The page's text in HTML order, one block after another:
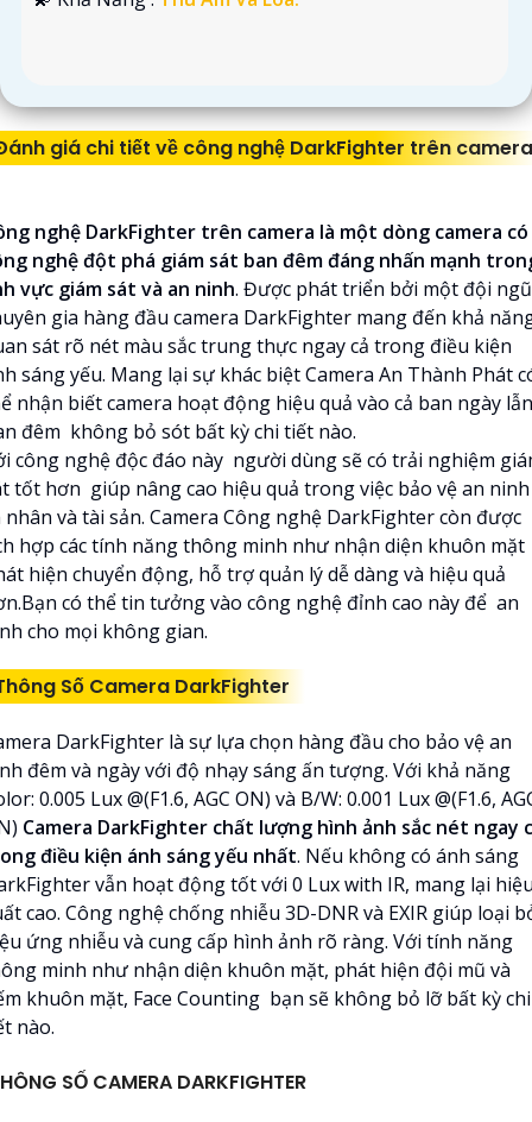
giá chi tiết về công nghệ DarkFighter trên camera
nghệ DarkFighter trên camera là một dòng camera có
nghệ đột phá giám sát ban đêm đáng nhấn mạnh
vực giám sát và an ninh. Được phát triển bởi một đội ngũ
gia hàng đầu camera DarkFighter mang đến khả
sát rõ nét màu sắc trung thực ngay cả trong điều kiện
sáng yếu. Mang lại sự khác biệt Camera An Thành Phát
nhận biết camera hoạt động hiệu quả vào cả ban ngày lẫn
đêm không bỏ sót bất kỳ chi tiết nào.
công nghệ độc đáo này người dùng sẽ có trải nghiệm
tốt hơn giúp nâng cao hiệu quả trong việc bảo vệ an ninh
nhân và tài sản. Camera Công nghệ DarkFighter còn được
hợp các tính năng thông minh như nhận diện khuôn mặt
hiện chuyển động, hỗ trợ quản lý dễ dàng và hiệu quả
có thể tin tưởng vào công nghệ đỉnh cao này để an
cho mọi không gian.
Số Camera DarkFighter
DarkFighter là sự lựa chọn hàng đầu cho bảo vệ an
đêm và ngày với độ nhạy sáng ấn tượng. Với khả năng
0.005 Lux @(F1.6, AGC ON) và B/W: 0.001 Lux @(F1.6,
Camera DarkFighter chất lượng hình ảnh sắc nét ngay
điều kiện ánh sáng yếu nhất. Nếu không có ánh sáng
vẫn hoạt động tốt với 0 Lux with IR, mang lại
cao. Công nghệ chống nhiễu 3D-DNR và EXIR giúp loại
ứng nhiễu và cung cấp hình ảnh rõ ràng. Với tính năng
minh như nhận diện khuôn mặt, phát hiện đội mũ và
khuôn mặt, Face Counting bạn sẽ không bỏ lỡ bất kỳ chi
nào.
SỐ CAMERA DARKFIGHTER